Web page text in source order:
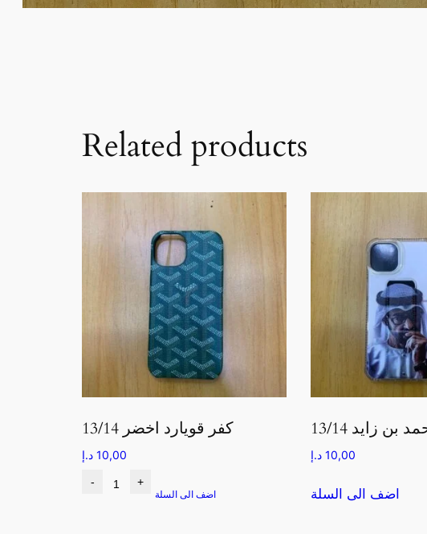
Related products
كفر قويارد اخضر 13/14
10,00 د.إ
- +
اضف الى السلة
زايد 13/14
10,00 د.إ
اضف الى السلة